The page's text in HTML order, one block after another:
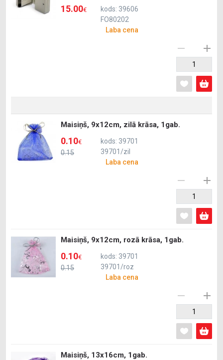
15.00€
kods: 39606
FO80202
Laba cena
Maisiņš, 9x12cm, zilā krāsa, 1gab.
0.15
0.10€
kods: 39701
39701/zil
Laba cena
Maisiņš, 9x12cm, rozā krāsa, 1gab.
0.15
0.10€
kods: 39701
39701/roz
Laba cena
Maisiņš, 13x16cm, 1gab.